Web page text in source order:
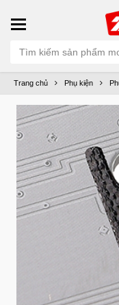
Trang chủ Phụ kiện